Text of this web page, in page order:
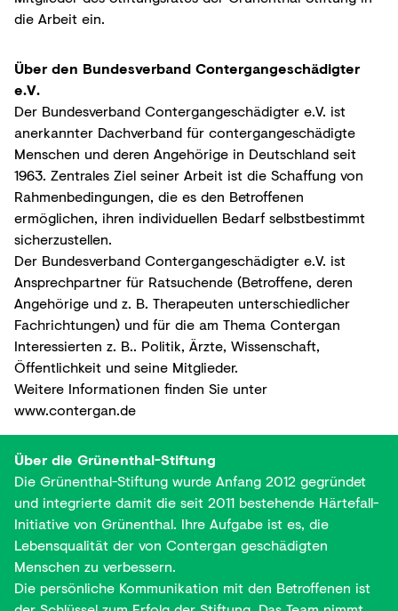
die Arbeit ein.
Über den Bundesverband Contergangeschädigter
e.V.
Der Bundesverband Contergangeschädigter e.V. ist
anerkannter Dachverband für contergangeschädigte
Menschen und deren Angehörige in Deutschland seit
1963. Zentrales Ziel seiner Arbeit ist die Schaffung von
Rahmenbedingungen, die es den Betroffenen
ermöglichen, ihren individuellen Bedarf selbstbestimmt
sicherzustellen.
Der Bundesverband Contergangeschädigter e.V. ist
Ansprechpartner für Ratsuchende (Betroffene, deren
Angehörige und z. B. Therapeuten unterschiedlicher
Fachrichtungen) und für die am Thema Contergan
Interessierten z. B.. Politik, Ärzte, Wissenschaft,
Öffentlichkeit und seine Mitglieder.
Weitere Informationen finden Sie unter
www.contergan.de
Über die Grünenthal-Stiftung
Die Grünenthal-Stiftung wurde Anfang 2012 gegründet
und integrierte damit die seit 2011 bestehende Härtefall-
Initiative von Grünenthal. Ihre Aufgabe ist es, die
Lebensqualität der von Contergan geschädigten
Menschen zu verbessern.
Die persönliche Kommunikation mit den Betroffenen ist